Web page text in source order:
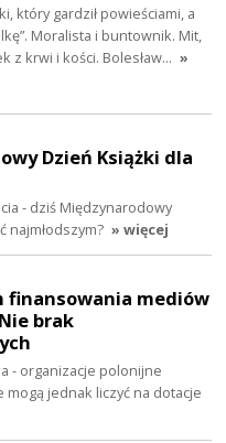
który gardził powieściami, a
Moralista i buntownik. Mit,
z krwi i kości. Bolesław… »
Dzień Książki dla
- dziś Międzynarodowy
najmłodszym? » więcej
finansowania mediów
brak
- organizacje polonijne
mogą jednak liczyć na dotacje